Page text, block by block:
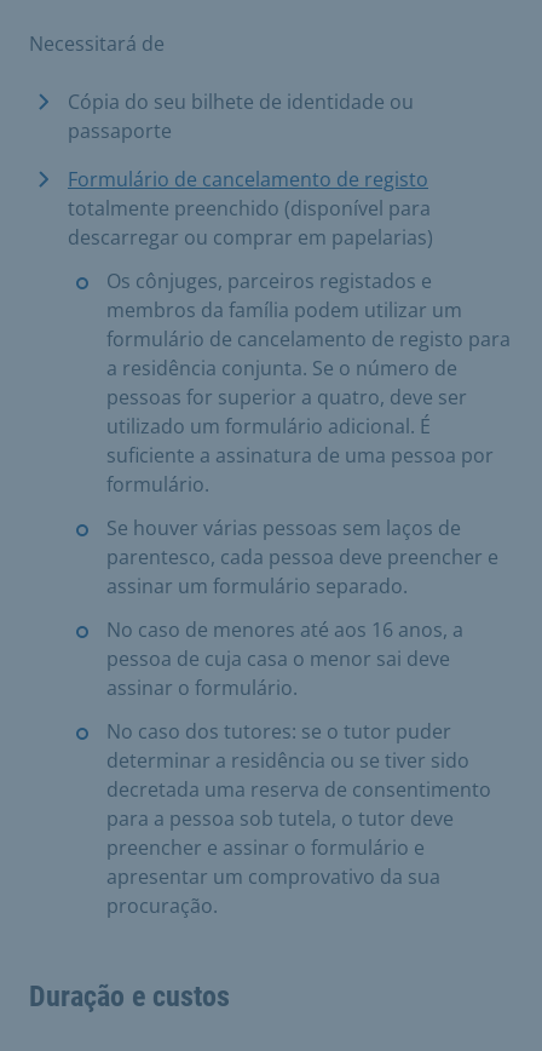
Necessitará de
Cópia do seu bilhete de identidade ou
passaporte
Formulário de cancelamento de registo
totalmente preenchido (disponível para
descarregar ou comprar em papelarias)
Os cônjuges, parceiros registados e
membros da família podem utilizar um
formulário de cancelamento de registo para
a residência conjunta. Se o número de
pessoas for superior a quatro, deve ser
utilizado um formulário adicional. É
suficiente a assinatura de uma pessoa por
formulário.
Se houver várias pessoas sem laços de
parentesco, cada pessoa deve preencher e
assinar um formulário separado.
No caso de menores até aos 16 anos, a
pessoa de cuja casa o menor sai deve
assinar o formulário.
No caso dos tutores: se o tutor puder
determinar a residência ou se tiver sido
decretada uma reserva de consentimento
para a pessoa sob tutela, o tutor deve
preencher e assinar o formulário e
apresentar um comprovativo da sua
procuração.
Duração e custos